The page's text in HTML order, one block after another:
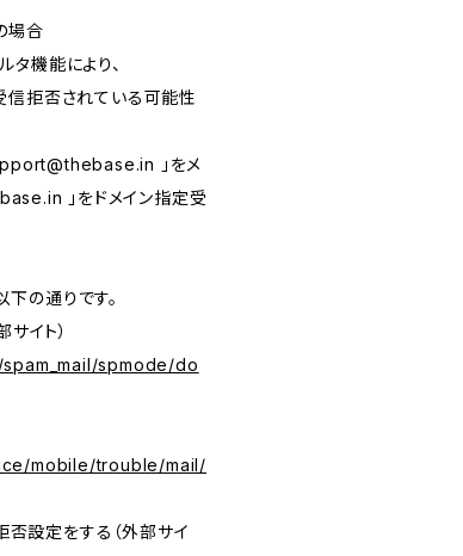
場合
タ機能により、
信拒否されている可能性
」をメ
」をドメイン指定受
の通りです。
イト）
spmode/do
mobile/trouble/mail/
設定をする（外部サイ